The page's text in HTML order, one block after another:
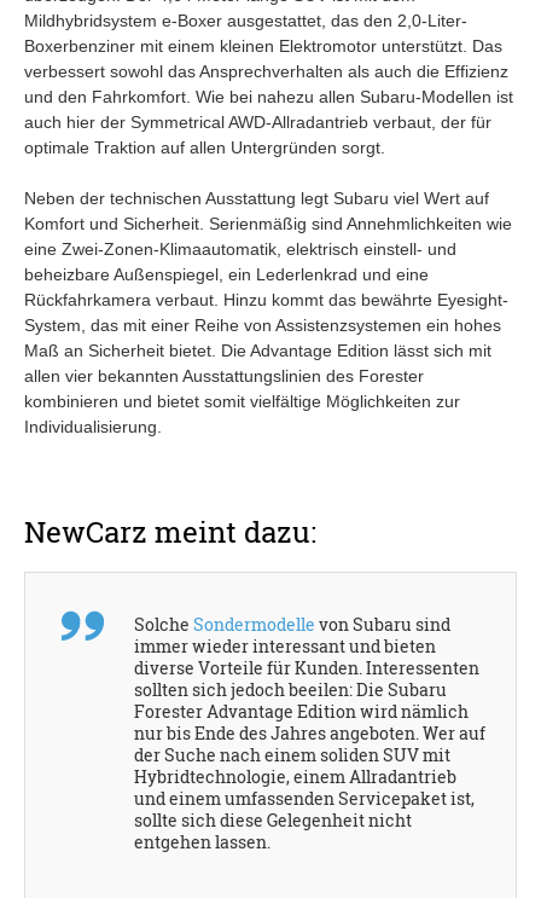
Mildhybridsystem e-Boxer ausgestattet, das den 2,0-Liter-
Boxerbenziner mit einem kleinen Elektromotor unterstützt. Das
verbessert sowohl das Ansprechverhalten als auch die Effizienz
und den Fahrkomfort. Wie bei nahezu allen Subaru-Modellen ist
auch hier der Symmetrical AWD-Allradantrieb verbaut, der für
optimale Traktion auf allen Untergründen sorgt.
Neben der technischen Ausstattung legt Subaru viel Wert auf
Komfort und Sicherheit. Serienmäßig sind Annehmlichkeiten wie
eine Zwei-Zonen-Klimaautomatik, elektrisch einstell- und
beheizbare Außenspiegel, ein Lederlenkrad und eine
Rückfahrkamera verbaut. Hinzu kommt das bewährte Eyesight-
System, das mit einer Reihe von Assistenzsystemen ein hohes
Maß an Sicherheit bietet. Die Advantage Edition lässt sich mit
allen vier bekannten Ausstattungslinien des Forester
kombinieren und bietet somit vielfältige Möglichkeiten zur
Individualisierung.
NewCarz meint dazu:
Solche Sondermodelle von Subaru sind
immer wieder interessant und bieten
diverse Vorteile für Kunden. Interessenten
sollten sich jedoch beeilen: Die Subaru
Forester Advantage Edition wird nämlich
nur bis Ende des Jahres angeboten. Wer auf
der Suche nach einem soliden SUV mit
Hybridtechnologie, einem Allradantrieb
und einem umfassenden Servicepaket ist,
sollte sich diese Gelegenheit nicht
entgehen lassen.